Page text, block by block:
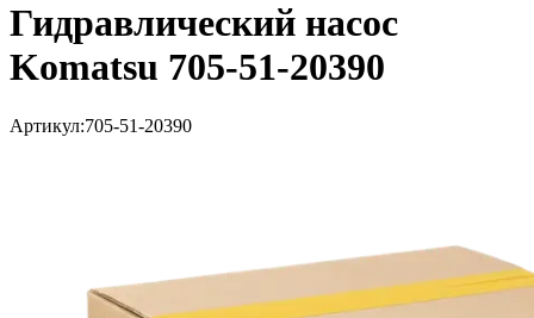
Гидравлический насос
Komatsu 705-51-20390
Артикул:705-51-20390